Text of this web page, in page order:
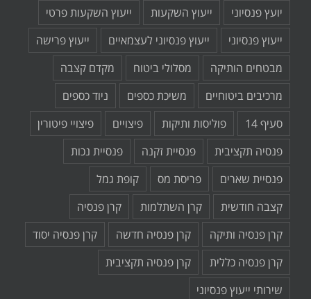
יועץ פנסיוני
ייעוץ השקעות
ייעוץ השקעות פרטי
ייעוץ פנסיוני
ייעוץ פנסיוני לעצמאיים
ייעוץ פרישה
מבטחים הותיקה
מסלולי ביטוח
מקדם קצבה
מרכיבים ביטוחיים
משיכת כספים
ניוד כספים
סעיף 14
פוליסות ותיקות פיצויים
פיצויי פיטורין
פנסיה תקציבית
פנסיית זקנה
פנסיית נכות
פנסיית שארים
פריסת מס
קופת גמל
קצבה חודשית
קרן השתלמות
קרן פנסיה
קרן פנסיה ותיקה
קרן פנסיה חדשה
קרן פנסיה יסוד
קרן פנסיה כללית
קרן פנסיה תקציבית
שירותי ייעוץ פנסיוני